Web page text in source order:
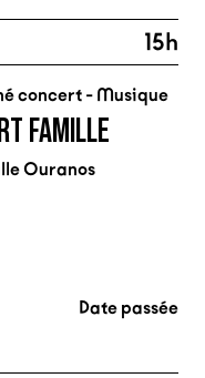
15h
concert - Musique
FAMILLE
Ouranos
Date passée